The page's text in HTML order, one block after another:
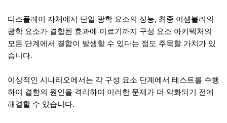
디스플레이 자체에서 단일 광학 요소의 성능, 최종 어셈블리의
광학 요소가 결합된 효과에 이르기까지 구성 요소 아키텍처의
모든 단계에서 결함이 발생할 수 있다는 점도 주목할 가치가 있
습니다.
이상적인 시나리오에서는 각 구성 요소 단계에서 테스트를 수행
하여 결함의 원인을 격리하여 이러한 문제가 더 악화되기 전에
해결할 수 있습니다.